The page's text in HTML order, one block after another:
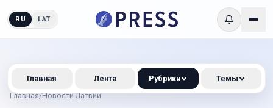
RU LAT
Главная/Новости Латвии
Главная Лента Рубрики Темы